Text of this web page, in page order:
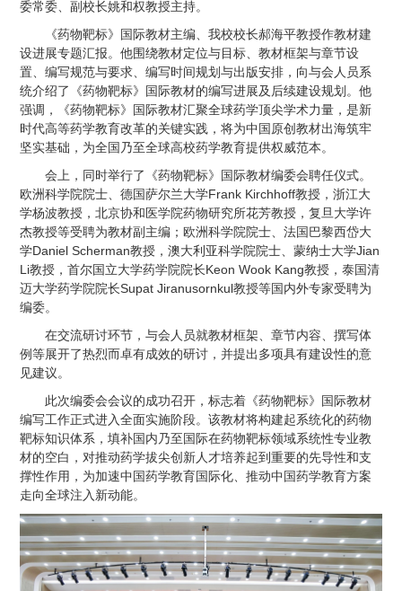
委常委、副校长姚和权教授主持。
《药物靶标》国际教材主编、我校校长郝海平教授作教材建
设进展专题汇报。他围绕教材定位与目标、教材框架与章节设
置、编写规范与要求、编写时间规划与出版安排，向与会人员系
统介绍了《药物靶标》国际教材的编写进展及后续建设规划。他
强调，《药物靶标》国际教材汇聚全球药学顶尖学术力量，是新
时代高等药学教育改革的关键实践，将为中国原创教材出海筑牢
坚实基础，为全国乃至全球高校药学教育提供权威范本。
会上，同时举行了《药物靶标》国际教材编委会聘任仪式。
欧洲科学院院士、德国萨尔兰大学Frank Kirchhoff教授，浙江大
学杨波教授，北京协和医学院药物研究所花芳教授，复旦大学许
杰教授等受聘为教材副主编；欧洲科学院院士、法国巴黎西岱大
学Daniel Scherman教授，澳大利亚科学院院士、蒙纳士大学Jian
Li教授，首尔国立大学药学院院长Keon Wook Kang教授，泰国清
迈大学药学院院长Supat Jiranusornkul教授等国内外专家受聘为
编委。
在交流研讨环节，与会人员就教材框架、章节内容、撰写体
例等展开了热烈而卓有成效的研讨，并提出多项具有建设性的意
见建议。
此次编委会会议的成功召开，标志着《药物靶标》国际教材
编写工作正式进入全面实施阶段。该教材将构建起系统化的药物
靶标知识体系，填补国内乃至国际在药物靶标领域系统性专业教
材的空白，对推动药学拔尖创新人才培养起到重要的先导性和支
撑性作用，为加速中国药学教育国际化、推动中国药学教育方案
走向全球注入新动能。